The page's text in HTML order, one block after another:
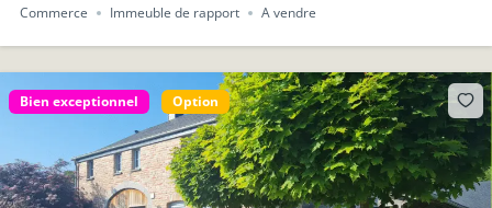
Commerce
Immeuble de rapport A vendre
Bien exceptionnel Option